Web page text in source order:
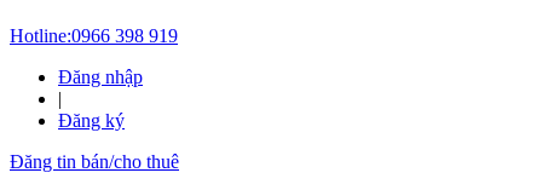
Hotline:0966 398 919
Đăng nhập
|
Đăng ký
Đăng tin bán/cho thuê